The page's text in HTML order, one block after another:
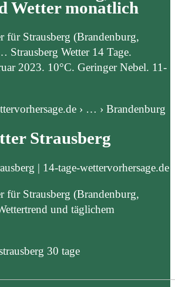
Wetter monatlich
für Strausberg (Brandenburg,
Strausberg Wetter 14 Tage.
2023. 10°C. Geringer Nebel. 11-
› … › Brandenburg
Strausberg
| 14-tage-wettervorhersage.de
für Strausberg (Brandenburg,
und täglichem
30 tage